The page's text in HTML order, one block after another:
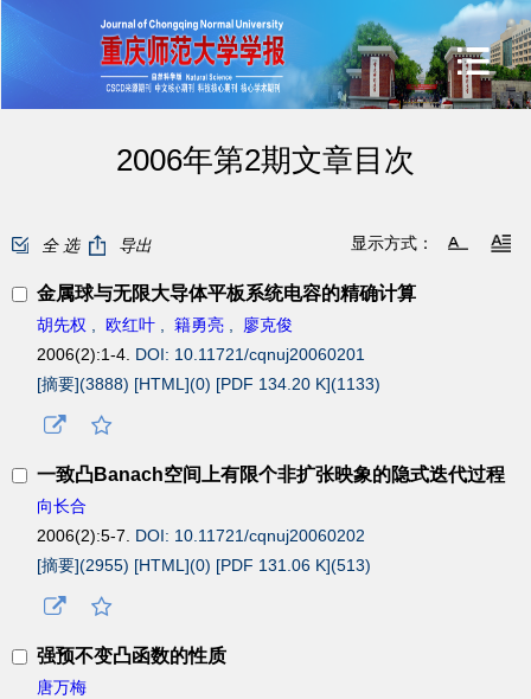
2006年第2期文章目次
全 选 导出 显示方式：
金属球与无限大导体平板系统电容的精确计算
胡先权 , 欧红叶 , 籍勇亮 ,
廖克俊
2006(2):1-4. DOI: 10.11721/cqnuj20060201
[摘要](3888) [HTML](0) [PDF 134.20 K](1133)
一致凸Banach空间上有限个非扩张映象的隐式迭代过程
向长合
2006(2):5-7. DOI: 10.11721/cqnuj20060202
[摘要](2955) [HTML](0) [PDF 131.06 K](513)
强预不变凸函数的性质
唐万梅